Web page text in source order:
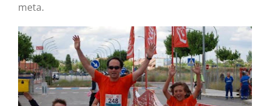
meta.